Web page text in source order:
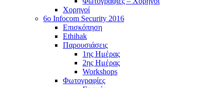
Χορηγοί
6o Infocom Security 2016
Επισκόπηση
Ethihak
Παρουσιάσεις
1ης Ημέρας
2ης Ημέρας
Workshops
Φωτογραφίες